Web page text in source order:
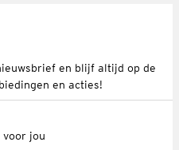
en blijf altijd op de
en acties!
voor jou